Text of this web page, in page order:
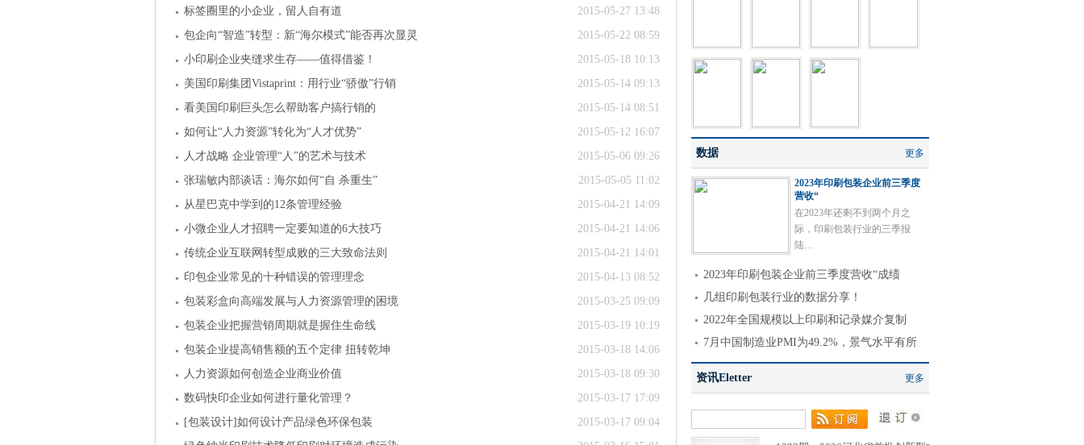
2015-05-27 13:48
标签圈里的小企业，留人自有道
2015-05-22 08:59
包企向“智造”转型：新“海尔模式”能否再次显灵
2015-05-18 10:13
小印刷企业夹缝求生存——值得借鉴！
2015-05-14 09:13
美国印刷集团Vistaprint：用行业“骄傲”行销
2015-05-14 08:51
看美国印刷巨头怎么帮助客户搞行销的
2015-05-12 16:07
如何让“人力资源”转化为“人才优势”
2015-05-06 09:26
人才战略 企业管理“人”的艺术与技术
2015-05-05 11:02
张瑞敏内部谈话：海尔如何“自 杀重生”
2015-04-21 14:09
从星巴克中学到的12条管理经验
2015-04-21 14:06
小微企业人才招聘一定要知道的6大技巧
2015-04-21 14:01
传统企业互联网转型成败的三大致命法则
2015-04-13 08:52
印包企业常见的十种错误的管理理念
2015-03-25 09:09
包装彩盒向高端发展与人力资源管理的困境
2015-03-19 10:19
包装企业把握营销周期就是握住生命线
2015-03-18 14:06
包装企业提高销售额的五个定律 扭转乾坤
2015-03-18 09:30
人力资源如何创造企业商业价值
2015-03-17 17:09
数码快印企业如何进行量化管理？
2015-03-17 09:04
[包装设计]如何设计产品绿色环保包装
更多
数据
2023年印刷包装企业前三季度
营收“
在2023年还剩不到两个月之
际，印刷包装行业的三季报
陆…
2023年印刷包装企业前三季度营收“成绩
几组印刷包装行业的数据分享！
2022年全国规模以上印刷和记录媒介复制
7月中国制造业PMI为49.2%，景气水平有所
更多
资讯Eletter